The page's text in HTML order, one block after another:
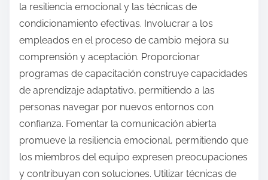
la resiliencia emocional y las técnicas de
condicionamiento efectivas. Involucrar a los
empleados en el proceso de cambio mejora su
comprensión y aceptación. Proporcionar
programas de capacitación construye capacidades
de aprendizaje adaptativo, permitiendo a las
personas navegar por nuevos entornos con
confianza. Fomentar la comunicación abierta
promueve la resiliencia emocional, permitiendo que
los miembros del equipo expresen preocupaciones
y contribuyan con soluciones. Utilizar técnicas de